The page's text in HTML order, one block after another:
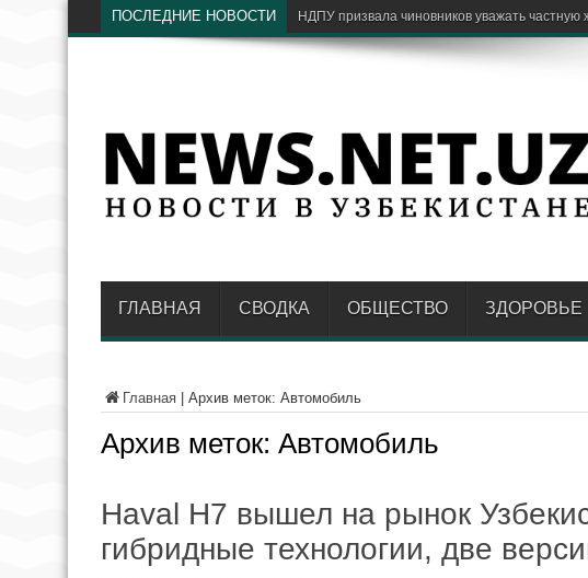
ПОСЛЕДНИЕ НОВОСТИ С какими проблемами гражд
ГЛАВНАЯ СВОДКА ОБЩЕСТВО ЗДОРОВЬЕ
Главная Архив меток: Автомобиль
Архив меток: Автомобиль
Haval H7 вышел на рынок
гибридные технологии, две